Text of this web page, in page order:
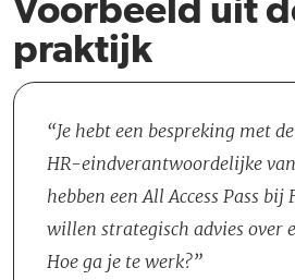
Voorbeeld uit
praktijk
Je hebt een bespreking met
HR-eindverantwoordelijke
hebben een All Access Pass bij
willen strategisch advies over
Hoe ga je te werk?